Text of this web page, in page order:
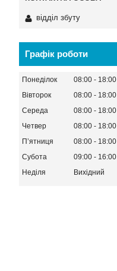
відділ збуту
Графік роботи
Понеділок 08:00
18:00
Вівторок
08:00
18:00
Середа
08:00
18:00
Четвер
08:00
18:00
Пʼятниця
08:00
18:00
Субота
09:00
16:00
Неділя
Вихідний